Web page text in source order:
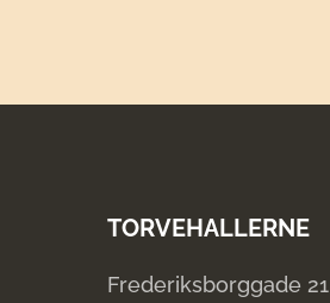
TORVEHALLERNE
Frederiksborggade 21